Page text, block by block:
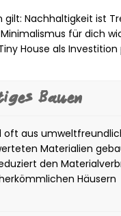
Nachhaltigkeit ist
für dich
House als
Bauen
oft aus
Materialien
den
Häusern